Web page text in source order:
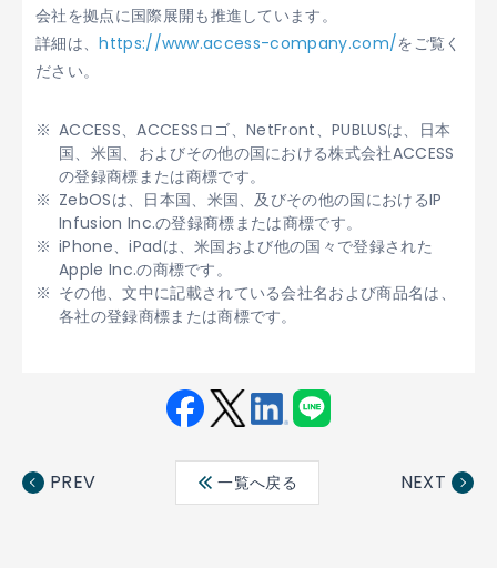
会社を拠点に国際展開も推進しています。
詳細は、https://www.access-company.com/をご覧く
ださい。
ACCESS、ACCESSロゴ、NetFront、PUBLUSは、日本
国、米国、およびその他の国における株式会社ACCESS
の登録商標または商標です。
ZebOSは、日本国、米国、及びその他の国におけるIP
Infusion Inc.の登録商標または商標です。
iPhone、iPadは、米国および他の国々で登録された
Apple Inc.の商標です。
その他、文中に記載されている会社名および商品名は、
各社の登録商標または商標です。
ebo ter
edin
PREV 一覧へ戻る NEXT